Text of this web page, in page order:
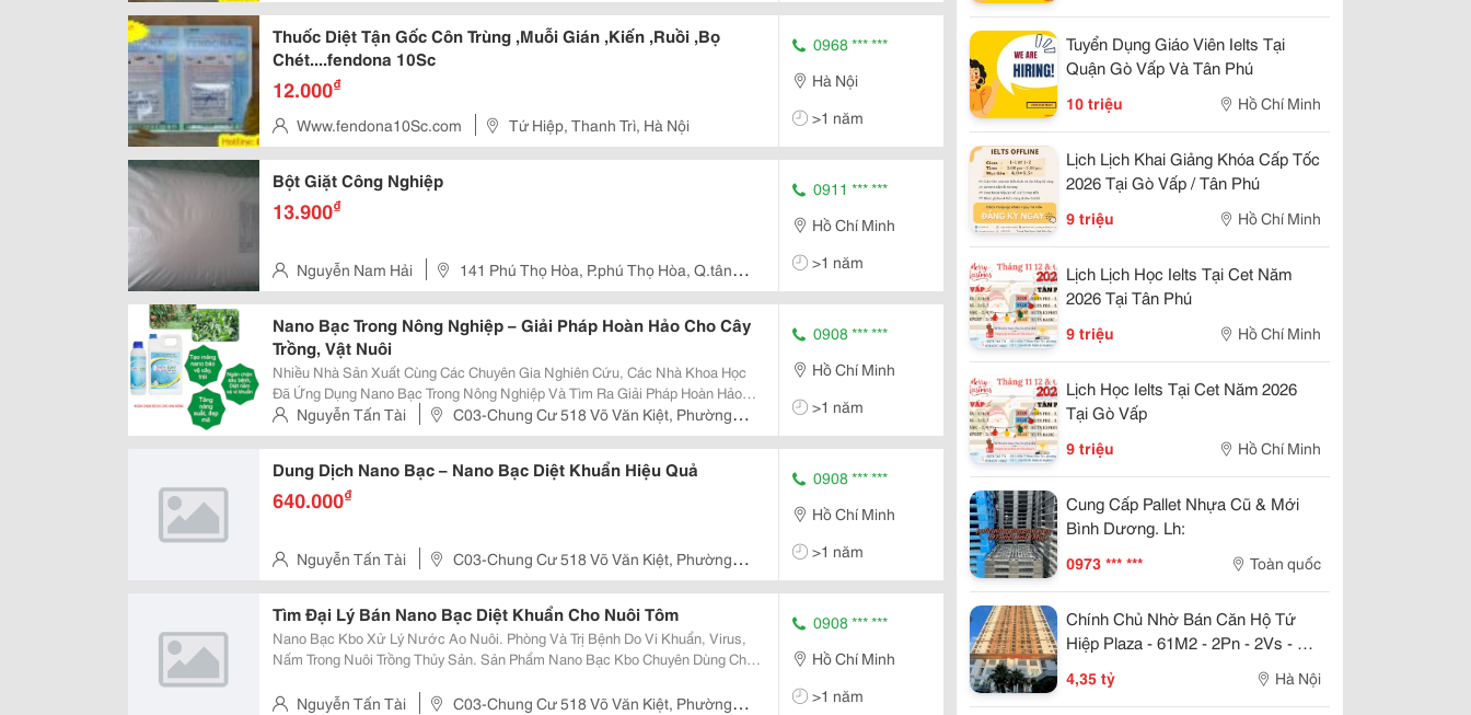
Thuốc Diệt Tận Gốc Côn Trùng ,Muỗi Gián ,Kiến ,Ruồi ,Bọ
Chét....fendona 10Sc
12.000₫
Www.fendona10Sc.com Tứ Hiệp, Thanh Trì, Hà Nội
0968 *** ***
Hà Nội
>1 năm
Bột Giặt Công Nghiệp
13.900₫
Nguyễn Nam Hải
141 Phú Thọ Hòa, P.phú Thọ Hòa, Q.tân
Phú
0911 *** ***
Hồ Chí Minh
>1 năm
Nano Bạc Trong Nông Nghiệp – Giải Pháp Hoàn Hảo Cho Cây
Trồng, Vật Nuôi
Nhiều Nhà Sản Xuất Cùng Các Chuyên Gia Nghiên Cứu, Các Nhà Khoa Học
Đã Ứng Dụng Nano Bạc Trong Nông Nghiệp Và Tìm Ra Giải Pháp Hoàn Hảo
Cho Cây Trồng, Vật Nuôi Sinh Trưởng Và Phát Triển Khỏe Mạnh, An Toàn Với
Người, Động Vật, Cây Trồng Và Môi Trường
Nguyễn Tấn Tài
C03-Chung Cư 518 Võ Văn Kiệt, Phường
Cầu Kho, Quận 1, Hồ Chí Minh
0908 *** ***
Hồ Chí Minh
>1 năm
Dung Dịch Nano Bạc – Nano Bạc Diệt Khuẩn Hiệu Quả
640.000₫
Nguyễn Tấn Tài
C03-Chung Cư 518 Võ Văn Kiệt, Phường
Cầu Kho, Quận 1, Hồ Chí Minh
0908 *** ***
Hồ Chí Minh
>1 năm
Tìm Đại Lý Bán Nano Bạc Diệt Khuẩn Cho Nuôi Tôm
Nano Bạc Kbo Xử Lý Nước Ao Nuôi. Phòng Và Trị Bệnh Do Vi Khuẩn, Virus,
Nấm Trong Nuôi Trồng Thủy Sản. Sản Phẩm Nano Bạc Kbo Chuyên Dùng Cho
Phát Triển Dựa Trên Công Nghệ Aht.
Nguyễn Tấn Tài
C03-Chung Cư 518 Võ Văn Kiệt, Phường
0908 *** ***
Hồ Chí Minh
>1 năm
Tuyển Dụng Giáo Viên Ielts Tại
Quận Gò Vấp Và Tân Phú
10 triệu Hồ Chí Minh
Lịch Lịch Khai Giảng Khóa Cấp Tốc
2026 Tại Gò Vấp / Tân Phú
9 triệu Hồ Chí Minh
Lịch Lịch Học Ielts Tại Cet Năm
2026 Tại Tân Phú
9 triệu Hồ Chí Minh
Lịch Học Ielts Tại Cet Năm 2026
Tại Gò Vấp
9 triệu Hồ Chí Minh
Cung Cấp Pallet Nhựa Cũ & Mới
Bình Dương. Lh:
0973 *** *** Toàn quốc
Chính Chủ Nhờ Bán Căn Hộ Tứ
Hiệp Plaza - 61M2 - 2Pn - 2Vs - Full
Nội Thất - Giá Chỉ Nhỉnh 4 Tỷ
4,35 tỷ Hà Nội